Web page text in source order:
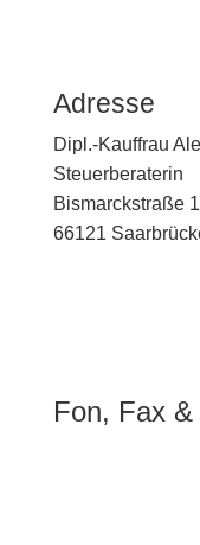
Adres­se
Dipl.-Kauffrau
Steuer­be­ra­te­rin
Bismarck­stra­ße
66121
Fon, Fax &